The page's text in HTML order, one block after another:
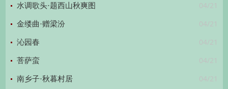
04/21
水调歌头·题西山秋爽图
04/21
金缕曲·赠梁汾
04/21
沁园春
04/21
菩萨蛮
04/21
南乡子·秋暮村居